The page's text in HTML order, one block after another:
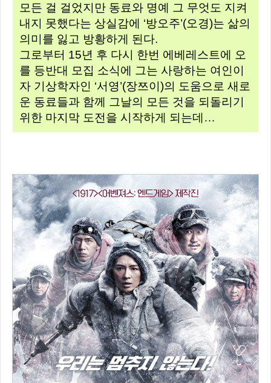
모든 걸 걸었지만 동료와 명예 그 무엇도 지켜
내지 못했다는 상실감에 ‘방오주’(오경)는 삶의
의미를 잃고 방황하게 된다.
그로부터 15년 후 다시 한번 에베레스트에 오
를 등반대 모집 소식에 그는 사랑하는 여인이
자 기상학자인 ‘서영’(장쯔이)의 도움으로 새로
운 동료들과 함께 그날의 모든 것을 되돌리기
위한 마지막 도전을 시작하게 되는데…